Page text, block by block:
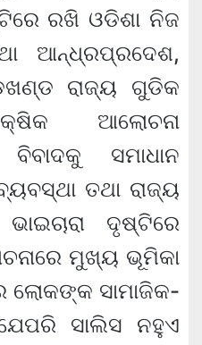
ରଖି ଓଡିଶା ନିଜ
ଆନ୍ଧ୍ରପ୍ରଦେଶ,
ରାଜ୍ୟ ଗୁଡିକ
ଆଲୋଚନା
ସମାଧାନ
ତଥା ରାଜ୍ୟ
ଦୃଷ୍ଟିରେ
ମୁଖ୍ୟ ଭୂମିକା
ଲୋକଙ୍କ ସାମାଜିକ-
ସାଲିସ ନହୁଏ